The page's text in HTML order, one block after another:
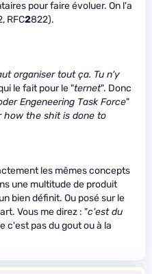
pour faire évoluer. On l'a
RFC2822).
organiser tout ça. Tu n'y
le fait pour le "ternet". Donc
Engeneering Task Force"
how the shit is done to
les mêmes concepts
une multitude de produit
bien définit. Ou posé sur le
Vous me direz : "c'est du
c'est pas du gout ou à la